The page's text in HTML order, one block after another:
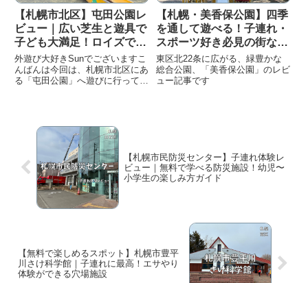
【札幌市北区】屯田公園レ
ビュー｜広い芝生と遊具で
子ども大満足！ロイズで休
憩もできるおすすめ公園
外遊び大好きSunでございますこ
んばんは今回は、札幌市北区にあ
る「屯田公園」へ遊びに行ってき
で、のんびり過ごしやすい公園で
したしかも個人的に良かったの...
【札幌・美香保公園】四季
を通して遊べる！子連れ・
スポーツ好き必見の街なか
オアシス
東区北22条に広がる、緑豊かな
総合公園、「美香保公園」のレビ
ュー記事です
【札幌市民防災センター】子連れ体験レ
ビュー｜無料で学べる防災施設！幼児〜
小学生の楽しみ方ガイド
【無料で楽しめるスポット】札幌市豊平
川さけ科学館｜子連れに最高！エサやり
体験ができる穴場施設